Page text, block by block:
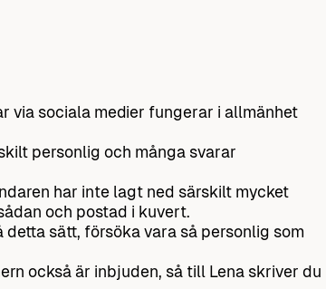
via sociala medier fungerar i allmänhet
personlig och många svarar
har inte lagt ned särskilt mycket
och postad i kuvert.
sätt, försöka vara så personlig som
också är inbjuden, så till Lena skriver du